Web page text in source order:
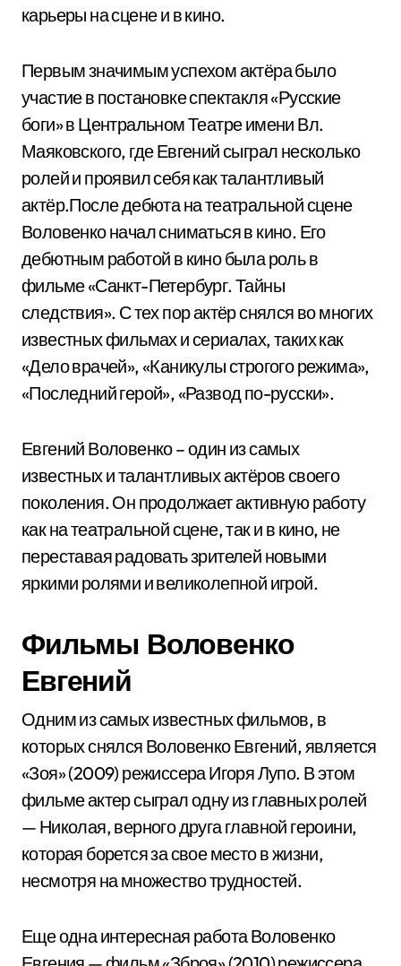
карьеры на сцене и в кино.
Первым значимым успехом актёра было
участие в постановке спектакля «Русские
боги» в Центральном Театре имени Вл.
Маяковского, где Евгений сыграл несколько
ролей и проявил себя как талантливый
актёр.После дебюта на театральной сцене
Воловенко начал сниматься в кино. Его
дебютным работой в кино была роль в
фильме «Санкт-Петербург. Тайны
следствия». С тех пор актёр снялся во многих
известных фильмах и сериалах, таких как
«Дело врачей», «Каникулы строгого режима»,
«Последний герой», «Развод по-русски».
Евгений Воловенко – один из самых
известных и талантливых актёров своего
поколения. Он продолжает активную работу
как на театральной сцене, так и в кино, не
переставая радовать зрителей новыми
яркими ролями и великолепной игрой.
Фильмы Воловенко
Евгений
Одним из самых известных фильмов, в
которых снялся Воловенко Евгений, является
«Зоя» (2009) режиссера Игоря Лупо. В этом
фильме актер сыграл одну из главных ролей
— Николая, верного друга главной героини,
которая борется за свое место в жизни,
несмотря на множество трудностей.
Еще одна интересная работа Воловенко